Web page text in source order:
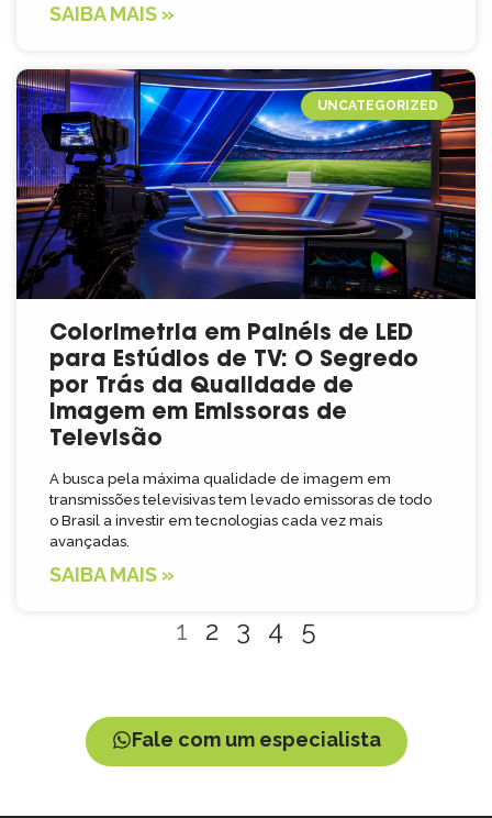
SAIBA MAIS »
UNCATEGORIZED
Colorimetria em Painéis de LED
para Estúdios de TV: O Segredo
por Trás da Qualidade de
Imagem em Emissoras de
Televisão
A busca pela máxima qualidade de imagem em
transmissões televisivas tem levado emissoras de todo
o Brasil a investir em tecnologias cada vez mais
avançadas.
SAIBA MAIS »
1 2 3 4 5
Fale com um especialista